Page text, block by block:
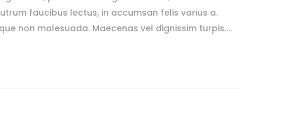
faucibus lectus, in accumsan felis varius a.
non malesuada. Maecenas vel dignissim turpis....